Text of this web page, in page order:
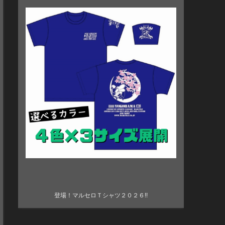
登場！マルセロＴシャツ２０２６!!